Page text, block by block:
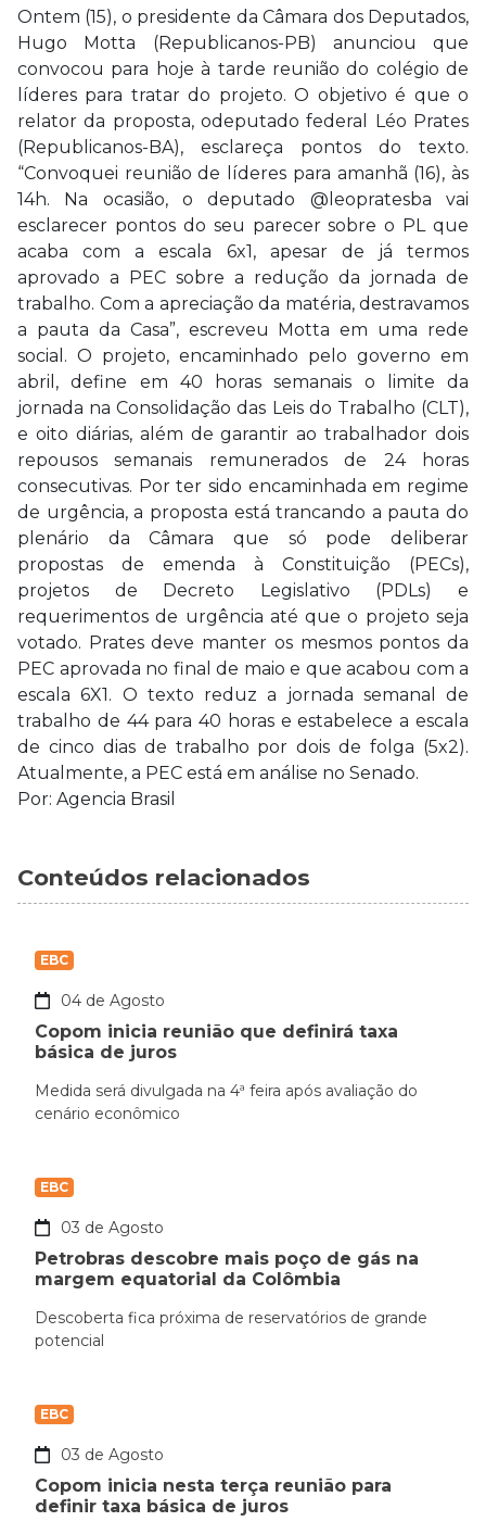
Ontem (15), o presidente da Câmara dos Deputados,
Hugo Motta (Republicanos-PB) anunciou que
convocou para hoje à tarde reunião do colégio de
líderes para tratar do projeto. O objetivo é que o
relator da proposta, odeputado federal Léo Prates
(Republicanos-BA), esclareça pontos do texto.
“Convoquei reunião de líderes para amanhã (16), às
14h. Na ocasião, o deputado @leopratesba vai
esclarecer pontos do seu parecer sobre o PL que
acaba com a escala 6x1, apesar de já termos
aprovado a PEC sobre a redução da jornada de
trabalho. Com a apreciação da matéria, destravamos
a pauta da Casa”, escreveu Motta em uma rede
social. O projeto, encaminhado pelo governo em
abril, define em 40 horas semanais o limite da
jornada na Consolidação das Leis do Trabalho (CLT),
e oito diárias, além de garantir ao trabalhador dois
repousos semanais remunerados de 24 horas
consecutivas. Por ter sido encaminhada em regime
de urgência, a proposta está trancando a pauta do
plenário da Câmara que só pode deliberar
propostas de emenda à Constituição (PECs),
projetos de Decreto Legislativo (PDLs) e
requerimentos de urgência até que o projeto seja
votado. Prates deve manter os mesmos pontos da
PEC aprovada no final de maio e que acabou com a
escala 6X1. O texto reduz a jornada semanal de
trabalho de 44 para 40 horas e estabelece a escala
de cinco dias de trabalho por dois de folga (5x2).
Atualmente, a PEC está em análise no Senado.
Por: Agencia Brasil
Conteúdos relacionados
EBC
04 de Agosto
Copom inicia reunião que definirá taxa
básica de juros
Medida será divulgada na 4ª feira após avaliação do
cenário econômico
EBC
03 de Agosto
Petrobras descobre mais poço de gás na
margem equatorial da Colômbia
Descoberta fica próxima de reservatórios de grande
potencial
EBC
03 de Agosto
Copom inicia nesta terça reunião para
definir taxa básica de juros